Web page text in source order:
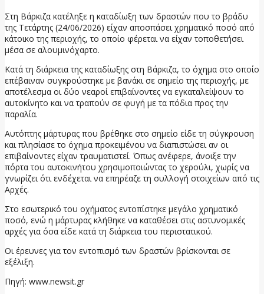
Στη Βάρκιζα κατέληξε η καταδίωξη των δραστών που το βράδυ
της Τετάρτης (24/06/2026) είχαν αποσπάσει χρηματικό ποσό από
κάτοικο της περιοχής, το οποίο φέρεται να είχαν τοποθετήσει
μέσα σε αλουμινόχαρτο.
Κατά τη διάρκεια της καταδίωξης στη Βάρκιζα, το όχημα στο οποίο
επέβαιναν συγκρούστηκε με βανάκι σε σημείο της περιοχής, με
αποτέλεσμα οι δύο νεαροί επιβαίνοντες να εγκαταλείψουν το
αυτοκίνητο και να τραπούν σε φυγή με τα πόδια προς την
παραλία.
Αυτόπτης μάρτυρας που βρέθηκε στο σημείο είδε τη σύγκρουση
και πλησίασε το όχημα προκειμένου να διαπιστώσει αν οι
επιβαίνοντες είχαν τραυματιστεί. Όπως ανέφερε, άνοιξε την
πόρτα του αυτοκινήτου χρησιμοποιώντας το χερούλι, χωρίς να
γνωρίζει ότι ενδέχεται να επηρέαζε τη συλλογή στοιχείων από τις
Αρχές.
Στο εσωτερικό του οχήματος εντοπίστηκε μεγάλο χρηματικό
ποσό, ενώ η μάρτυρας κλήθηκε να καταθέσει στις αστυνομικές
αρχές για όσα είδε κατά τη διάρκεια του περιστατικού.
Οι έρευνες για τον εντοπισμό των δραστών βρίσκονται σε
εξέλιξη.
Πηγή: www.newsit.gr